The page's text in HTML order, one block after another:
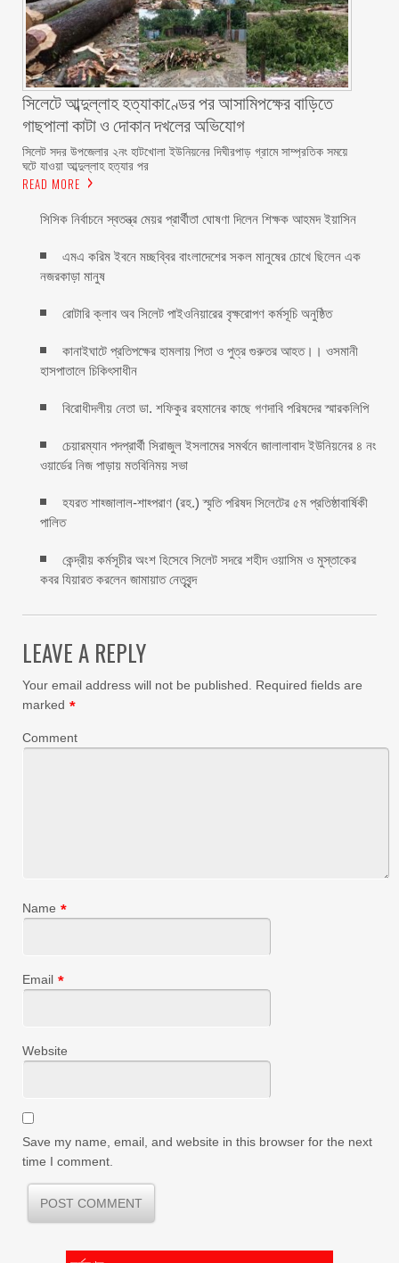
সিলেটে আব্দুল্লাহ হত্যাকাণ্ডের পর আসামিপক্ষের বাড়িতে
গাছপালা কাটা ও দোকান দখলের অভিযোগ
সিলেট সদর উপজেলার ২নং হাটখোলা ইউনিয়নের দিঘীরপাড় গ্রামে সাম্প্রতিক সময়ে
ঘটে যাওয়া আব্দুল্লাহ হত্যার পর
READ MORE
সিসিক নির্বাচনে স্বতন্ত্র মেয়র প্রার্থীতা ঘোষণা দিলেন শিক্ষক আহমদ ইয়াসিন
এমএ করিম ইবনে মচ্ছব্বির বাংলাদেশের সকল মানুষের চোখে ছিলেন এক
নজরকাড়া মানুষ ‎
রোটারি ক্লাব অব সিলেট পাইওনিয়ারের বৃক্ষরোপণ কর্মসূচি অনুষ্ঠিত
কানাইঘাটে প্রতিপক্ষের হামলায় পিতা ও পুত্র গুরুতর আহত।। ওসমানী
হাসপাতালে চিকিৎসাধীন
বিরোধীদলীয় নেতা ডা. শফিকুর রহমানের কাছে গণদাবি পরিষদের স্মারকলিপি ‎
চেয়ারম্যান পদপ্রার্থী সিরাজুল ইসলামের সমর্থনে জালালাবাদ ইউনিয়নের ৪ নং
ওয়ার্ডের নিজ পাড়ায় মতবিনিময় সভা
হযরত শাহ্জালাল-শাহ্পরাণ (রহ.) স্মৃতি পরিষদ সিলেটের ৫ম প্রতিষ্ঠাবার্ষিকী
পালিত ‎​
কেন্দ্রীয় কর্মসূচীর অংশ হিসেবে সিলেট সদরে শহীদ ওয়াসিম ও মুস্তাকের
কবর যিয়ারত করলেন জামায়াত নেতৃবৃন্দ ‎
LEAVE A REPLY
Your email address will not be published.
Required fields are
marked *
Comment
Name *
Email *
Website
Save my name, email, and website in this browser for the next
time I comment.